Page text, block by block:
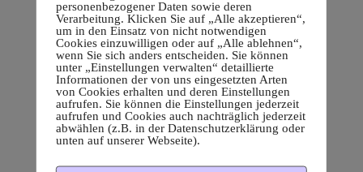
personenbezogener Daten sowie deren
Verarbeitung. Klicken Sie auf „Alle akzeptieren“,
um in den Einsatz von nicht notwendigen
Cookies einzuwilligen oder auf „Alle ablehnen“,
wenn Sie sich anders entscheiden. Sie können
unter „Einstellungen verwalten“ detaillierte
Informationen der von uns eingesetzten Arten
von Cookies erhalten und deren Einstellungen
aufrufen. Sie können die Einstellungen jederzeit
aufrufen und Cookies auch nachträglich jederzeit
abwählen (z.B. in der Datenschutzerklärung oder
unten auf unserer Webseite).